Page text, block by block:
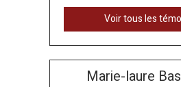
Voir tous les
Marie-laure